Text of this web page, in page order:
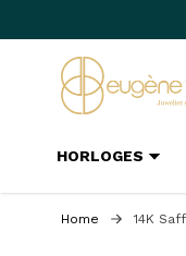
HORLOGES
Home 14K